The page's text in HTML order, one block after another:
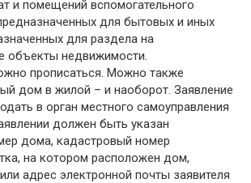
и помещений вспомогательного
для бытовых и иных
для раздела на
объекты недвижимости.
прописаться. Можно также
дом в жилой – и наоборот. Заявление
в орган местного самоуправления
должен быть указан
дома, кадастровый номер
на котором расположен дом,
адрес электронной почты заявителя